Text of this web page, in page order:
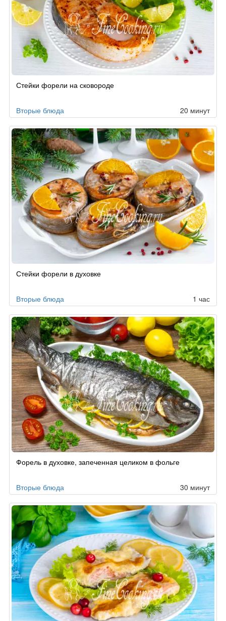
Стейки форели на сковороде
Вторые блюда 20 минут
Стейки форели в духовке
Вторые блюда 1 час
Форель в духовке, запеченная целиком в фольге
Вторые блюда 30 минут